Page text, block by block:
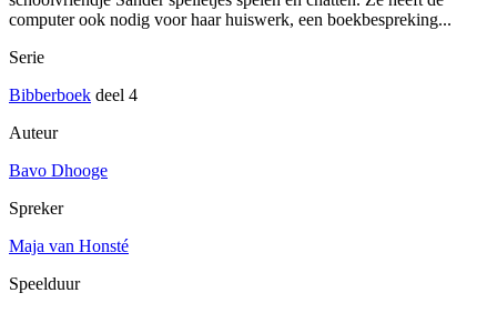
computer ook nodig voor haar huiswerk, een boekbespreking...
Serie
Bibberboek deel 4
Auteur
Bavo Dhooge
Spreker
Maja van Honsté
Speelduur